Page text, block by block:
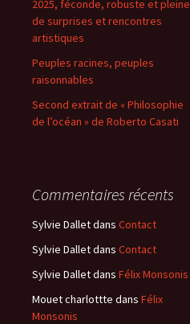
2025, féconde, robuste et pleine
de surprises et rencontres
artistiques
Peuples racines, peuples
raisonnables
Second extrait de « Philosophie
de l’océan » de Roberto Casati
Commentaires récents
Sylvie Dalletdans Contact
Sylvie Dalletdans Contact
Sylvie Dalletdans Félix Monsonis
Mouet charlottte dans Félix
Monsonis